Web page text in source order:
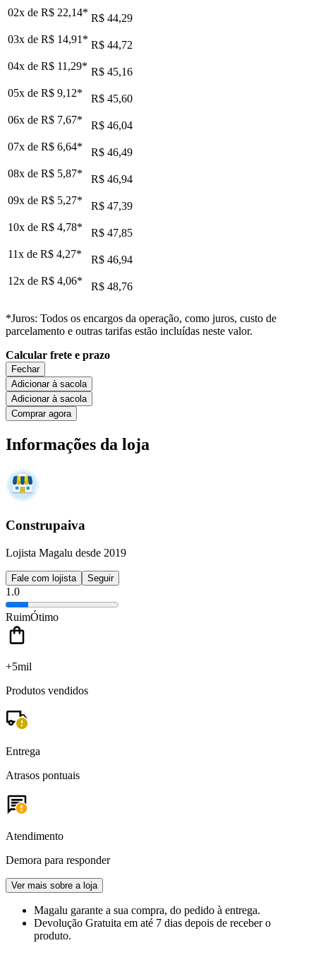
02x de R$ 22,14* R$ 44,29
03x de R$ 14,91 * R$ 44,72
04x de R$ 11,29* R$ 45,16
05x de R$ 9,12*
R$ 45,60
06x de R$ 7,67*
R$ 46,04
07x de R$ 6,64*
R$ 46,49
08x de R$ 5,87*
R$ 46,94
09x de R$ 5,27*
R$ 47,39
10x de R$ 4,78*
R$ 47,85
11x de R$ 4,27*
R$ 46,94
12x de R$ 4,06* R$ 48,76
*Juros: Todos os encargos da operação, como juros, custo de
parcelamento e outras tarifas estão incluídas neste valor.
Calcular frete e prazo
Fechar
Adicionar à sacola
Adicionar à sacola
Comprar agora
Informações da loja
Construpaiva
Lojista Magalu desde 2019
Fale com lojista Seguir
1.0
RuimÓtimo
+5mil
Produtos vendidos
Entrega
Atrasos pontuais
Atendimento
Demora para responder
Ver mais sobre a loja
Magalu garante a sua compra, do pedido à entrega.
Devolução Gratuita em até 7 dias depois de receber o
produto.